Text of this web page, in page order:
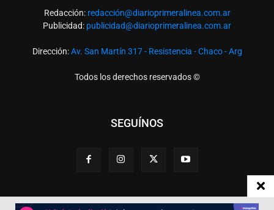
Redacción: redacción@diarioprimeralinea.com.ar
Publicidad: publicidad@diarioprimeralinea.com.ar
Dirección:Av. San Martín 317 - Resistencia - Chaco - Arg
Todos los derechos reservados ©
SEGUÍNOS